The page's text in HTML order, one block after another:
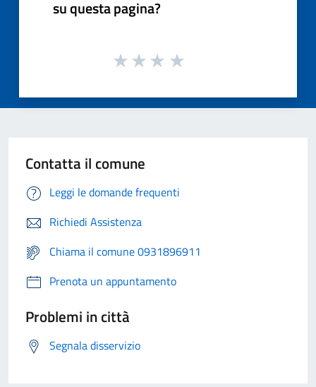
su questa pagina?
Contatta il comune
Leggi le domande frequenti
Richiedi Assistenza
Chiama il comune 0931896911
Prenota un appuntamento
Problemi in città
Segnala disservizio